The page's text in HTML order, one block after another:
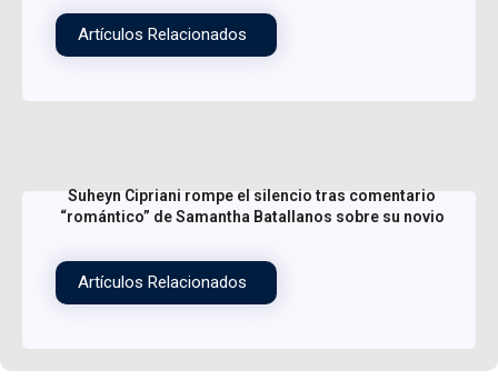
Artículos Relacionados
Suheyn Cipriani rompe el silencio tras comentario
“romántico” de Samantha Batallanos sobre su novio
Artículos Relacionados